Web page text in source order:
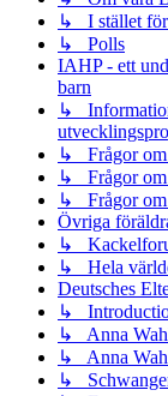
↳ I stället för
↳ Polls
IAHP - ett
barn
↳
↳ Frågor om
↳ Frågor om
↳ Frågor om
Övriga
↳
↳ Hela
Deutsches
↳
↳ Anna
↳ Anna
↳